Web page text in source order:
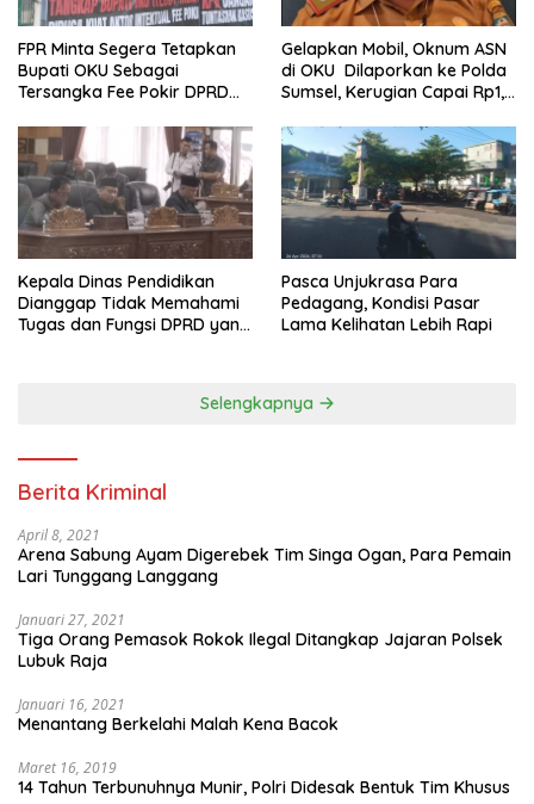
FPR Minta Segera Tetapkan
Bupati OKU Sebagai
Tersangka Fee Pokir DPRD
Gelapkan Mobil, Oknum ASN
di OKU Dilaporkan ke Polda
Sumsel, Kerugian Capai Rp1,2
Kepala Dinas Pendidikan
Dianggap Tidak Memahami
Tugas dan Fungsi DPRD yang
Pasca Unjukrasa Para
Pedagang, Kondisi Pasar
Lama Kelihatan Lebih Rapi
Selengkapnya
Berita Kriminal
April 8, 2021
Arena Sabung Ayam Digerebek Tim Singa Ogan, Para Pemain
Lari Tunggang Langgang
Januari 27, 2021
Tiga Orang Pemasok Rokok Ilegal Ditangkap Jajaran Polsek
Lubuk Raja
Januari 16, 2021
Menantang Berkelahi Malah Kena Bacok
Maret 16, 2019
14 Tahun Terbunuhnya Munir, Polri Didesak Bentuk Tim Khusus